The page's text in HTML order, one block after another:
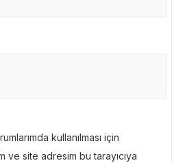
kullanılması için
ve site adresim bu tarayıcıya